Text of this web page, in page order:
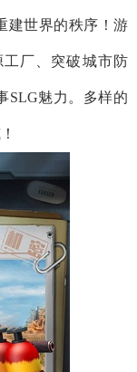
建世界的秩序！游
厂、突破城市防
SLG魅力。多样的